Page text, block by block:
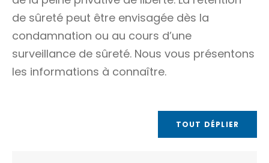
de sûreté peut être envisagée dès la
condamnation ou au cours d’une
surveillance de sûreté. Nous vous présentons
les informations à connaître.
TOUT DÉPLIER